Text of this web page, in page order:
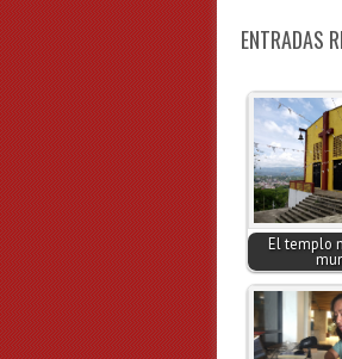
ENTRADAS
El templo